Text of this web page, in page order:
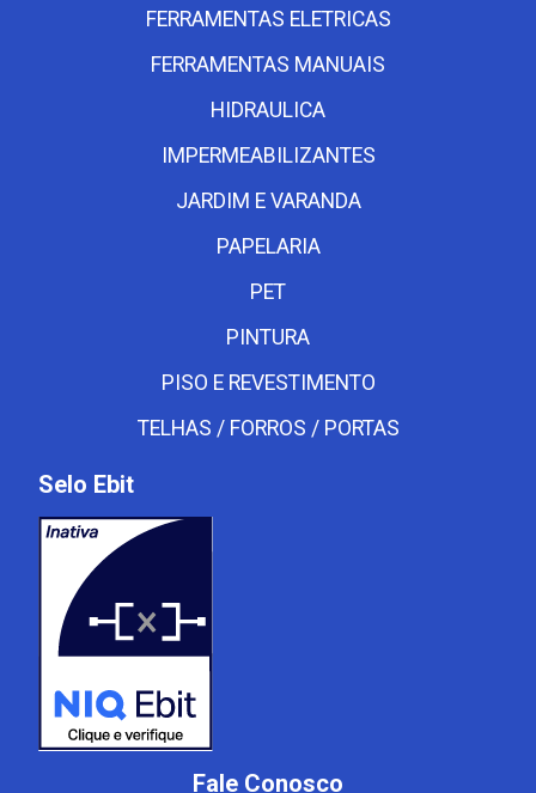
FERRAMENTAS ELETRICAS
FERRAMENTAS MANUAIS
HIDRAULICA
IMPERMEABILIZANTES
JARDIM E VARANDA
PAPELARIA
PET
PINTURA
PISO E REVESTIMENTO
TELHAS / FORROS / PORTAS
Selo Ebit
Fale Conosco